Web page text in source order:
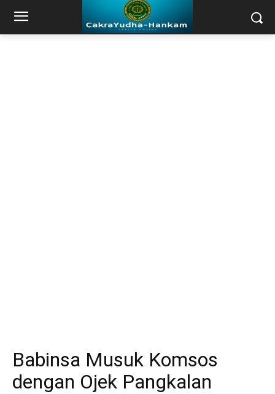
Babinsa Musuk Komsos
dengan Ojek Pangkalan